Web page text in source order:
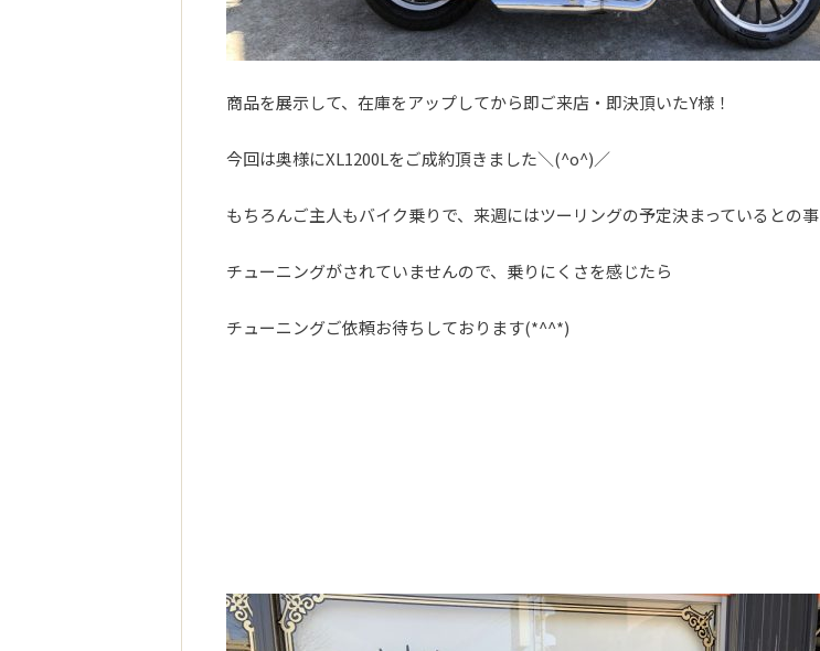
商品を展示して、在庫をアップしてから即ご来店・即決頂いたY様！
今回は奥様にXL1200Lをご成約頂きました＼(^o^)／
もちろんご主人もバイク乗りで、来週にはツーリングの予定決まっているとの事
チューニングがされていませんので、乗りにくさを感じたら
チューニングご依頼お待ちしております(*^^*)